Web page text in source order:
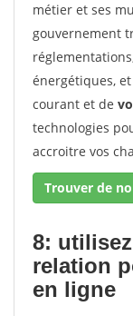
métier et ses
gouvernement
énergétiques,
courant et de
technologies
accroitre vos
Trouver de
8:
relation
en ligne